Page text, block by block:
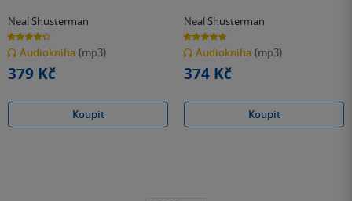
Neal Shusterman
4.3
z
5
hvězdiček
Audiokniha (mp3)
379 Kč
Koupit
Neal Shusterman
4.7
z
5
hvězdiček
Audiokniha (mp3)
374 Kč
Koupit